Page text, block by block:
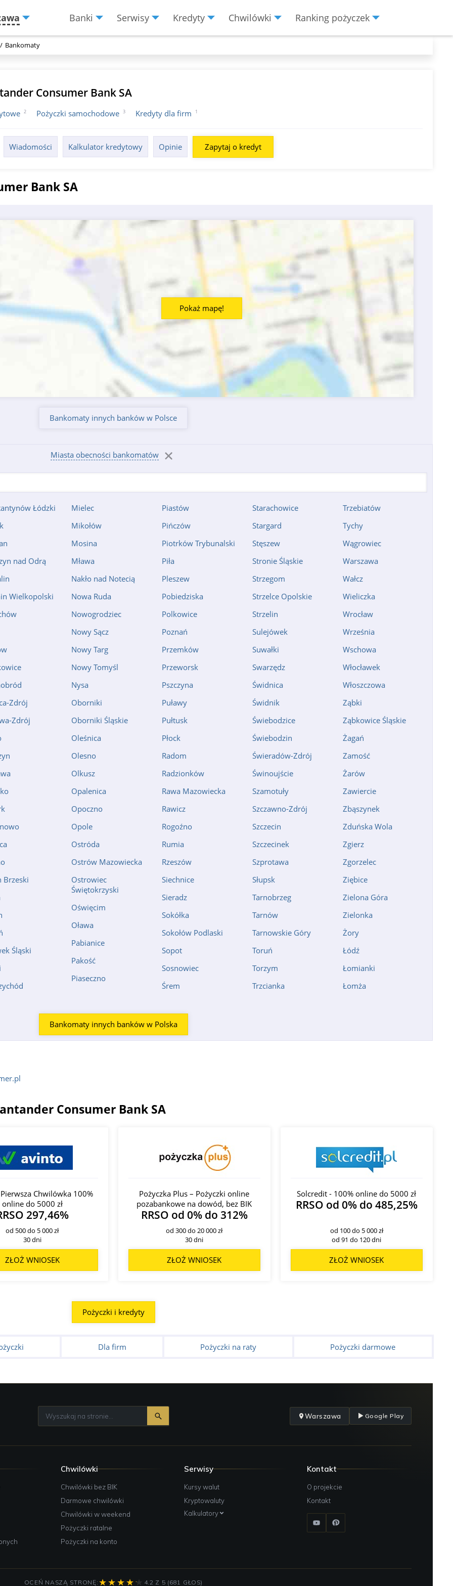
Banki Serwisy Kredyty Chwilówki Ranking pożyczek
Menu
Bankomaty
Consumer Bank SA
2 Pożyczki samochodowe 3 Kredyty dla firm 1
Wiadomości Kalkulator kredytowy Opinie Zapytaj o kredyt
Bank SA
Pokaż mapę!
Bankomaty innych banków w Polsce
Miasta obecności bankomatów
Łódzki
nad Odrą
Wielkopolski
Zdrój
Zdrój
Brzeski
Śląski
Mielec
Mikołów
Mosina
Mława
Nakło nad Notecią
Nowa Ruda
Nowogrodziec
Nowy Sącz
Nowy Targ
Nowy Tomyśl
Nysa
Oborniki
Oborniki Śląskie
Oleśnica
Olesno
Olkusz
Opalenica
Opoczno
Opole
Ostróda
Ostrów Mazowiecka
Ostrowiec
Świętokrzyski
Oświęcim
Oława
Pabianice
Pakość
Piaseczno
Piastów
Pińczów
Piotrków Trybunalski
Piła
Pleszew
Pobiedziska
Polkowice
Poznań
Przemków
Przeworsk
Pszczyna
Puławy
Pułtusk
Płock
Radom
Radzionków
Rawa Mazowiecka
Rawicz
Rogoźno
Rumia
Rzeszów
Siechnice
Sieradz
Sokółka
Sokołów Podlaski
Sopot
Sosnowiec
Śrem
Starachowice
Stargard
Stęszew
Stronie Śląskie
Strzegom
Strzelce Opolskie
Strzelin
Sulejówek
Suwałki
Swarzędz
Świdnica
Świdnik
Świebodzice
Świebodzin
Świeradów-Zdrój
Świnoujście
Szamotuły
Szczawno-Zdrój
Szczecin
Szczecinek
Szprotawa
Słupsk
Tarnobrzeg
Tarnów
Tarnowskie Góry
Toruń
Torzym
Trzcianka
Trzebiatów
Tychy
Wągrowiec
Warszawa
Wałcz
Wieliczka
Wrocław
Września
Wschowa
Włocławek
Włoszczowa
Ząbki
Ząbkowice Śląskie
Żagań
Zamość
Żarów
Zawiercie
Zbąszynek
Zduńska Wola
Zgierz
Zgorzelec
Ziębice
Zielona Góra
Zielonka
Żory
Łódź
Łomianki
Łomża
Bankomaty innych banków w Polska
Consumer Bank SA
Chwilówka 100%
online do 5000 zł
297,46%
od 500 do 5 000 zł
30 dni
ZŁOŻ WNIOSEK
Pożyczka Plus – Pożyczki online
pozabankowe na dowód, bez BIK
RRSO od 0% do 312%
od 300 do 20 000 zł
30 dni
ZŁOŻ WNIOSEK
Solcredit - 100% online do 5000 zł
RRSO od 0% do 485,25%
od 100 do 5 000 zł
od 91 do 120 dni
ZŁOŻ WNIOSEK
Pożyczki i kredyty
Dla firm Pożyczki na raty Pożyczki darmowe
Warszawa Google Play
Chwilówki
Chwilówki bez BIK
Darmowe chwilówki
Chwilówki w weekend
Pożyczki ratalne
Pożyczki na konto
Serwisy
Kursy walut
Kryptowaluty
Kalkulatory
Kontakt
O projekcie
Kontakt
OCEŃ NASZĄ STRONĘ: 4.2 Z 5 (681 GŁOS)